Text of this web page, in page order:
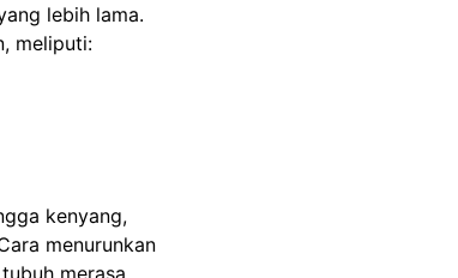
lebih lama.
meliputi:
kenyang,
menurunkan